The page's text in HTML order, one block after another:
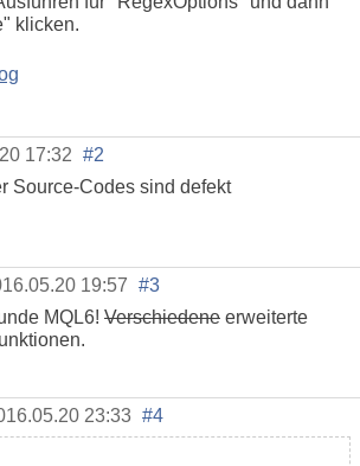
klicken.
17:32 #2
Codes sind defekt
19:57 #3
MQL6! Verschiedene erweiterte
23:33 #4